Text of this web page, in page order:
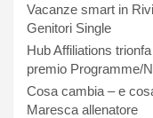
Vacanze smart in
Genitori Single
Hub Affiliations
premio Programme/
Cosa cambia – e
Maresca allenatore